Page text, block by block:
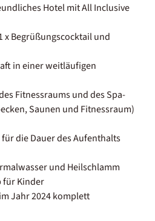
Hotel mit All Inclusive
x Begrüßungscocktail und
in einer weitläufigen
Fitnessraums und des Spa-
Saunen und Fitnessraum)
die Dauer des Aufenthalts
und Heilschlamm
für Kinder
Jahr 2024 komplett